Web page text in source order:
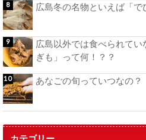
広島冬の名物といえば「で
広島以外では食べられて
ぎも」って何！？？
あなごの旬っていつなの？